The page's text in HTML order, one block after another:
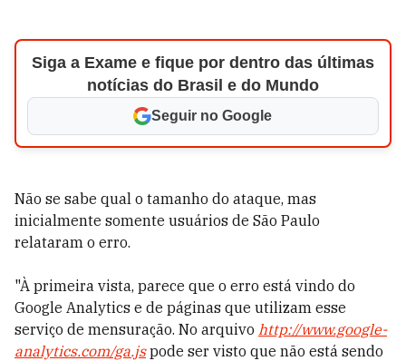
Siga a Exame e fique por dentro das últimas
notícias do Brasil e do Mundo
Seguir no Google
Não se sabe qual o tamanho do ataque, mas
inicialmente somente usuários de São Paulo
relataram o erro.
"À primeira vista, parece que o erro está vindo do
Google Analytics e de páginas que utilizam esse
serviço de mensuração. No arquivo http://www.google-
analytics.com/ga.jspode ser visto que não está sendo